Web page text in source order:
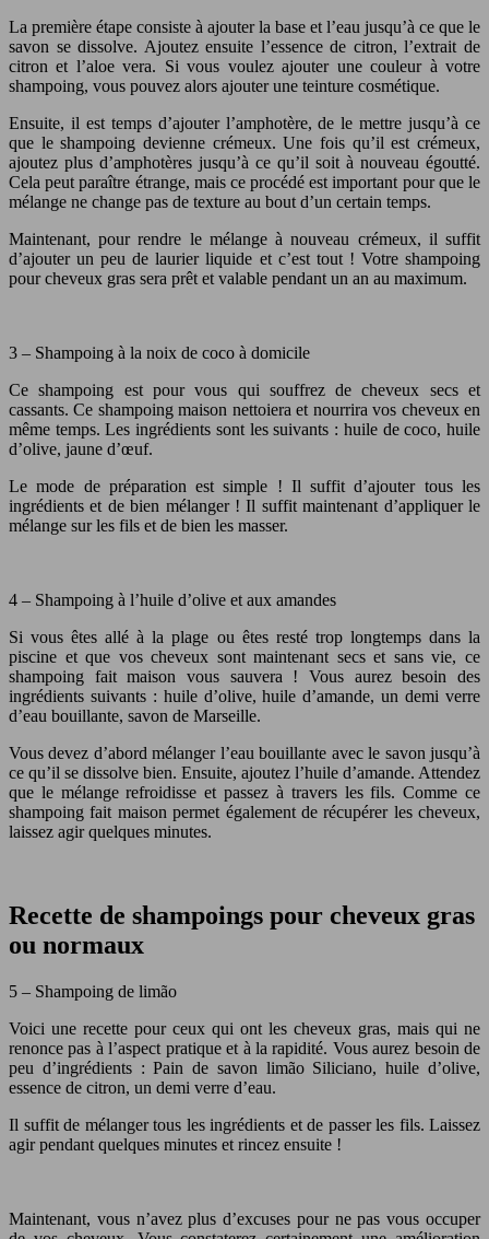
La première étape consiste à ajouter la base et l’eau jusqu’à ce que le
savon se dissolve. Ajoutez ensuite l’essence de citron, l’extrait de
citron et l’aloe vera. Si vous voulez ajouter une couleur à votre
shampoing, vous pouvez alors ajouter une teinture cosmétique.
Ensuite, il est temps d’ajouter l’amphotère, de le mettre jusqu’à ce
que le shampoing devienne crémeux. Une fois qu’il est crémeux,
ajoutez plus d’amphotères jusqu’à ce qu’il soit à nouveau égoutté.
Cela peut paraître étrange, mais ce procédé est important pour que le
mélange ne change pas de texture au bout d’un certain temps.
Maintenant, pour rendre le mélange à nouveau crémeux, il suffit
d’ajouter un peu de laurier liquide et c’est tout ! Votre shampoing
pour cheveux gras sera prêt et valable pendant un an au maximum.
3 – Shampoing à la noix de coco à domicile
Ce shampoing est pour vous qui souffrez de cheveux secs et
cassants. Ce shampoing maison nettoiera et nourrira vos cheveux en
même temps. Les ingrédients sont les suivants : huile de coco, huile
d’olive, jaune d’œuf.
Le mode de préparation est simple ! Il suffit d’ajouter tous les
ingrédients et de bien mélanger ! Il suffit maintenant d’appliquer le
mélange sur les fils et de bien les masser.
4 – Shampoing à l’huile d’olive et aux amandes
Si vous êtes allé à la plage ou êtes resté trop longtemps dans la
piscine et que vos cheveux sont maintenant secs et sans vie, ce
shampoing fait maison vous sauvera ! Vous aurez besoin des
ingrédients suivants : huile d’olive, huile d’amande, un demi verre
d’eau bouillante, savon de Marseille.
Vous devez d’abord mélanger l’eau bouillante avec le savon jusqu’à
ce qu’il se dissolve bien. Ensuite, ajoutez l’huile d’amande. Attendez
que le mélange refroidisse et passez à travers les fils. Comme ce
shampoing fait maison permet également de récupérer les cheveux,
laissez agir quelques minutes.
Recette de shampoings pour cheveux gras
ou normaux
5 – Shampoing de limão
Voici une recette pour ceux qui ont les cheveux gras, mais qui ne
renonce pas à l’aspect pratique et à la rapidité. Vous aurez besoin de
peu d’ingrédients : Pain de savon limão Siliciano, huile d’olive,
essence de citron, un demi verre d’eau.
Il suffit de mélanger tous les ingrédients et de passer les fils. Laissez
agir pendant quelques minutes et rincez ensuite !
Maintenant, vous n’avez plus d’excuses pour ne pas vous occuper